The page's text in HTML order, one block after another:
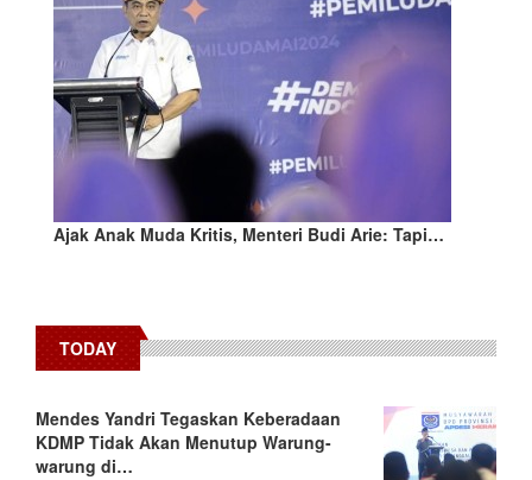
Ajak Anak Muda Kritis, Menteri Budi Arie: Tapi…
TODAY
Mendes Yandri Tegaskan Keberadaan
KDMP Tidak Akan Menutup Warung-
warung di…